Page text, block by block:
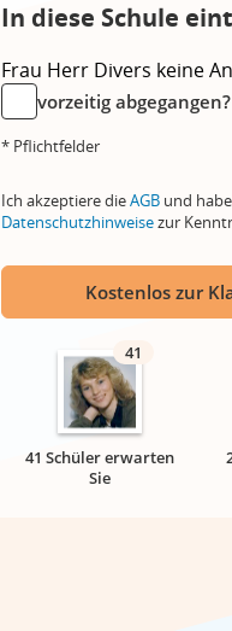
In diese Schule
Frau Herr Divers keine
vorzeitig abgegangen?
* Pflichtfelder
Ich akzeptiere dieAGB und
Datenschutzhinweisezur
Kostenlos zur
41
41 Schüler erwarten
Sie